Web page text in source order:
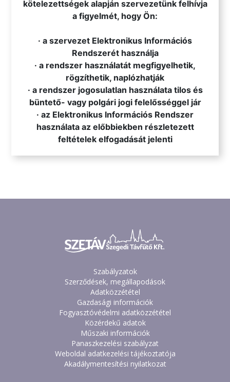
kötelezettségek alapján szervezetünk felhívja
a figyelmét, hogy Ön:
· a szervezet Elektronikus Információs
Rendszerét használja
· a rendszer használatát megfigyelhetik,
rögzíthetik, naplózhatják
· a rendszer jogosulatlan használata tilos és
büntető- vagy polgári jogi felelősséggel jár
· az Elektronikus Információs Rendszer
használata az előbbiekben részletezett
feltételek elfogadását jelenti
Szabályzatok
Szerződések, megállapodások
Adatközzététel
Gazdasági információk
Fogyasztóvédelmi adatközzététel
Közérdekű adatok
Műszaki információk
Panaszkezelési szabályzat
Weboldal adatkezelési tájékoztatója
Akadálymentesítési nyilatkozat